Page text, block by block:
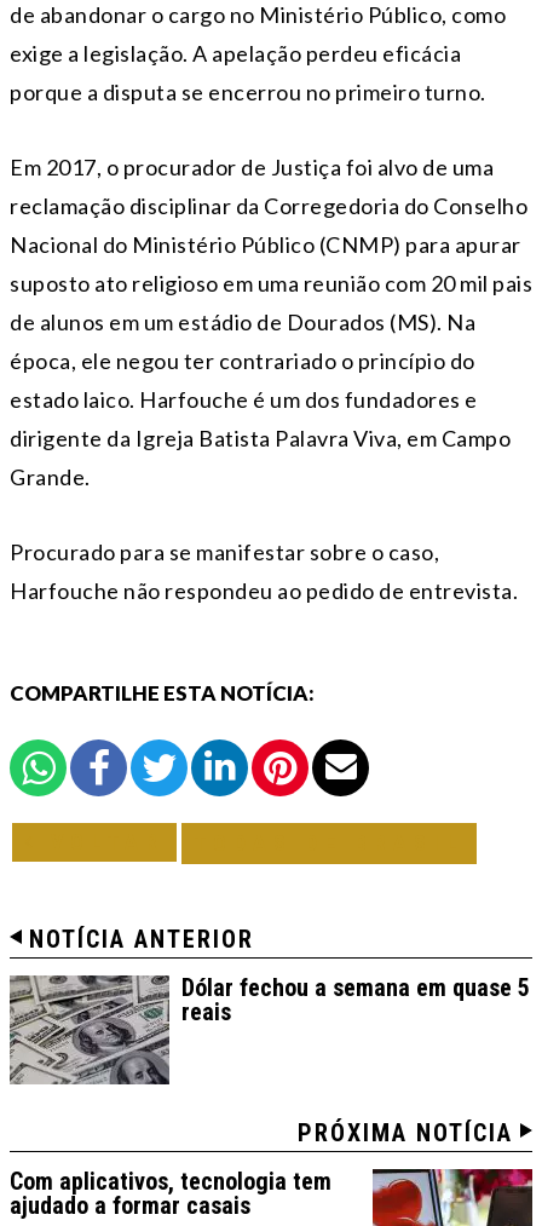
de abandonar o cargo no Ministério Público, como
exige a legislação. A apelação perdeu eficácia
porque a disputa se encerrou no primeiro turno.
Em 2017, o procurador de Justiça foi alvo de uma
reclamação disciplinar da Corregedoria do Conselho
Nacional do Ministério Público (CNMP) para apurar
suposto ato religioso em uma reunião com 20 mil pais
de alunos em um estádio de Dourados (MS). Na
época, ele negou ter contrariado o princípio do
estado laico. Harfouche é um dos fundadores e
dirigente da Igreja Batista Palavra Viva, em Campo
Grande.
Procurado para se manifestar sobre o caso,
Harfouche não respondeu ao pedido de entrevista.
COMPARTILHE ESTA NOTÍCIA:
NOTÍCIA ANTERIOR
Dólar fechou a semana em quase 5
reais
PRÓXIMA NOTÍCIA
Com aplicativos, tecnologia tem
ajudado a formar casais